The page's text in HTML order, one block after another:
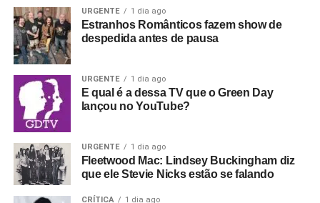
criada para ajudar a custear o tratamento de Finch.
Não foi só isso que tornou o filme uma lenda: Whitehead
não fez um simples filme-concerto e decidiu dar – por
conta própria – dimensões políticas ao Joy Division.
Ele enquadrou o Joy Division como uma resposta ao
clima social britânico do fim dos anos 1970, à ascensão
do thatcherismo e ao autoritarismo. O filme intercala
imagens da banda com entrevistas com um sujeito
URGENTE 1 dia ago
Estranhos Românticos fazem show de
despedida antes de pausa
URGENTE 1 dia ago
E qual é a dessa TV que o Green Day
lançou no YouTube?
URGENTE 1 dia ago
Fleetwood Mac: Lindsey Buckingham diz
que ele Stevie Nicks estão se falando
CRÍTICA 1 dia ago